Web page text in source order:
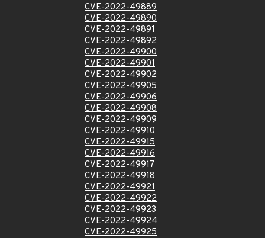
CVE-2022-49889
CVE-2022-49890
CVE-2022-49891
CVE-2022-49892
CVE-2022-49900
CVE-2022-49901
CVE-2022-49902
CVE-2022-49905
CVE-2022-49906
CVE-2022-49908
CVE-2022-49909
CVE-2022-49910
CVE-2022-49915
CVE-2022-49916
CVE-2022-49917
CVE-2022-49918
CVE-2022-49921
CVE-2022-49922
CVE-2022-49923
CVE-2022-49924
CVE-2022-49925